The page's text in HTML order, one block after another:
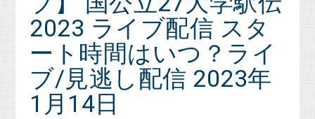
2023 ライブ配信 スタ
ート時間はいつ？ライ
ブ/見逃し配信 2023年
1月14日